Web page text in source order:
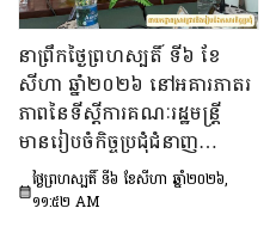
នាព្រឹកថ្ងៃព្រហស្បតិ៍ ទី៦ ខែ
សីហា ឆ្នាំ២០២៦ នៅអគារភាតរ
ភាពនៃទីស្តីការគណៈរដ្ឋមន្រ្តី
មានរៀបចំកិច្ចប្រជុំជំនាញ
បច្ចេកទេស ក្រោមអធិបតីភាព
ឯកឧត្តម សុក ផេង រដ្ឋលេខាធិ
ថ្ងៃព្រហស្បតិ៍ ទី៦ ខែសីហា ឆ្នាំ២០២៦,
១១:៥២ AM